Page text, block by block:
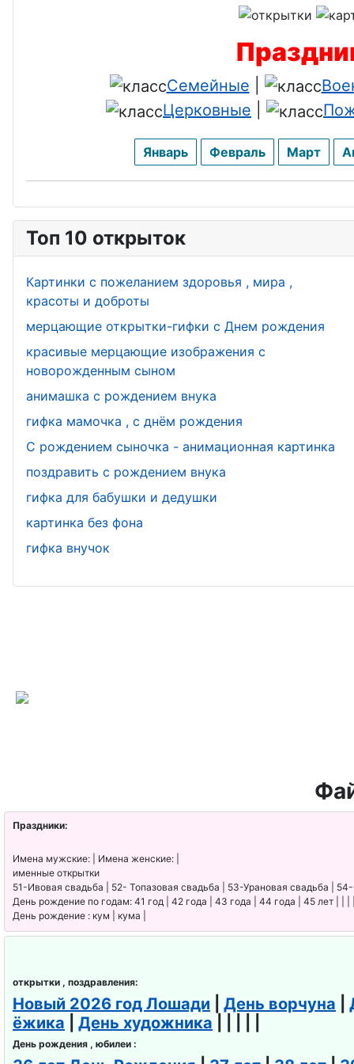
Семейные
Церковные
Январь Февраль Март
Топ 10 открыток
Картинки с пожеланием здоровья , мира ,
красоты и доброты
мерцающие открытки-гифки с Днем рождения
красивые мерцающие изображения с
новорожденным сыном
анимашка с рождением внука
гифка мамочка , с днём рождения
С рождением сыночка - анимационная картинка
поздравить с рождением внука
гифка для бабушки и дедушки
картинка без фона
гифка внучок
Праздники:
Имена мужские: | Имена женские: |
именные открытки
51-Ивовая свадьба | 52- Топазовая свадьба | 53-Урановая свадьба |
День рождение по годам: 41 год | 42 года | 43 года | 44 года | 45 лет | | | |
День рождение : кум | кума |
открытки , поздравления:
Новый 2026 год Лошади День ворчуна
ёжика
День художника
День рождения , юбилеи :